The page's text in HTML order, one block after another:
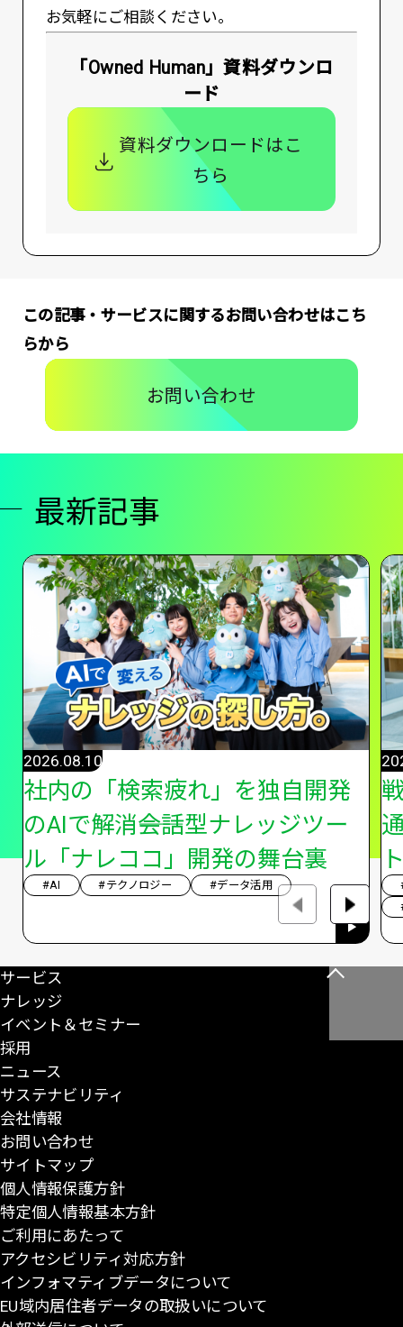
お気軽にご相談ください。
「Owned Human」資料ダウンロ
ード
資料ダウンロードはこ
ちら
この記事・サービスに関するお問い合わせはこち
らから
お問い合わせ
最新記事
社内の「検索疲れ」を独自開発
のAIで解消――会話型ナレッジツー
ル「ナレココ」開発の舞台裏
2026.08.10
#AI #テクノロジー #データ活用
こ
サービス
ナレッジ
イベント＆セミナー
採用
ニュース
サステナビリティ
会社情報
お問い合わせ
サイトマップ
個人情報保護方針
特定個人情報基本方針
ご利用にあたって
アクセシビリティ対応方針
インフォマティブデータについて
EU域内居住者データの取扱いについて